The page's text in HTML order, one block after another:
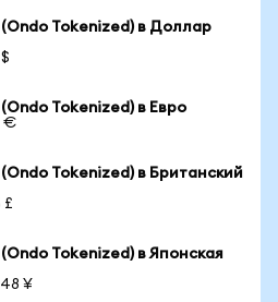
Tokenized) в Доллар
Tokenized) в Евро
€
Tokenized) в Британский
£
Tokenized) в Японская
¥